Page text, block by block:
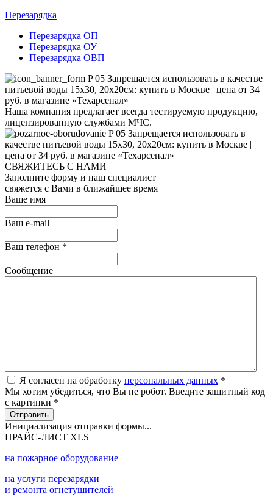
Перезарядка
Перезарядка ОП
Перезарядка ОУ
Перезарядка ОВП
Наша компания предлагает всегда тестируемую продукцию,
лицензированную службами МЧС.
СВЯЖИТЕСЬ С НАМИ
Заполните форму и наш специалист
свяжется с Вами в ближайшее время
Ваше имя
Ваш e-mail
Ваш телефон *
Сообщение
Я согласен на обработку персональных данных *
Мы хотим убедиться, что Вы не робот. Введите защитный код
с картинки *
Отправить
Инициализация отправки формы...
ПРАЙС-ЛИСТ XLS
на пожарное оборудование
на услуги перезарядки
и ремонта огнетушителей